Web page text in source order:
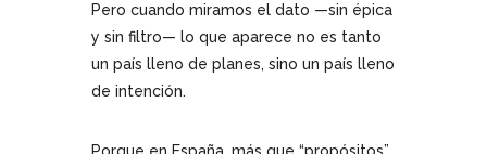
Pero cuando miramos el dato —sin épica
y sin filtro— lo que aparece no es tanto
un país lleno de planes, sino un país lleno
de intención.